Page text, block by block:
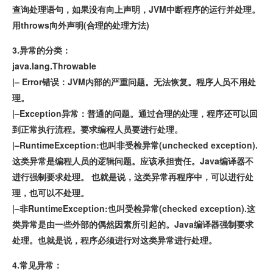
查询处理语句，如果没有向上声明，JVM中断程序的运行并处理。
用throws向外声明(合理的处理方法)
3.异常的分类：
java.lang.Throwable
|– Error错误：JVM内部的严重问题。无法恢复。程序人员不用处
理。
|–Exception异常：普通的问题。通过合理的处理，程序还可以回
到正常执行流程。要求编程人员要进行处理。
|–RuntimeException:也叫非受检异常(unchecked exception).
这类异常是编程人员的逻辑问题。应该承担责任。Java编译器不
进行强制要求处理。 也就是说，这类异常再程序中，可以进行处
理，也可以不处理。
|–非RuntimeException:也叫受检异常(checked exception).这
类异常是由一些外部的偶然因素所引起的。Java编译器强制要求
处理。也就是说，程序必须进行对这类异常进行处理。
4.常见异常：